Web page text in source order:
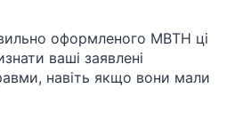
оформленого МВТН ці
ваші заявлені
навіть якщо вони мали